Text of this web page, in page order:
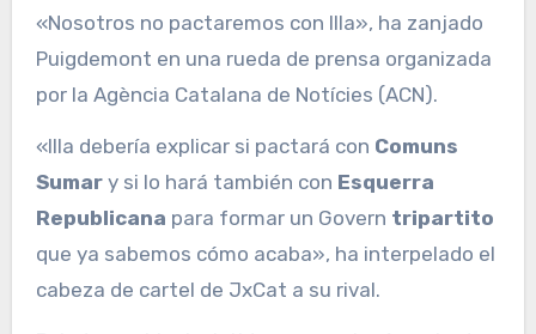
«Nosotros no pactaremos con Illa», ha zanjado
Puigdemont en una rueda de prensa organizada
por la Agència Catalana de Notícies (ACN).
«Illa debería explicar si pactará con Comuns
Sumary si lo hará también con Esquerra
Republicana para formar un Govern tripartito
que ya sabemos cómo acaba», ha interpelado el
cabeza de cartel de JxCat a su rival.